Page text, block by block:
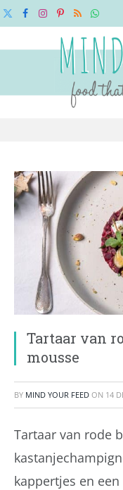
X
FacebookInstagram
Pinterest
RSS
Tartaar van
mousse
BY MIND YOUR FEED ON 14
Tartaar van rode
kappertjes en